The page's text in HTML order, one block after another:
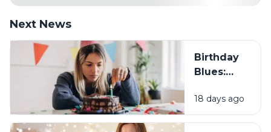
Next News
Birthday
Blues:
Sebagian
Orang
18 days ago